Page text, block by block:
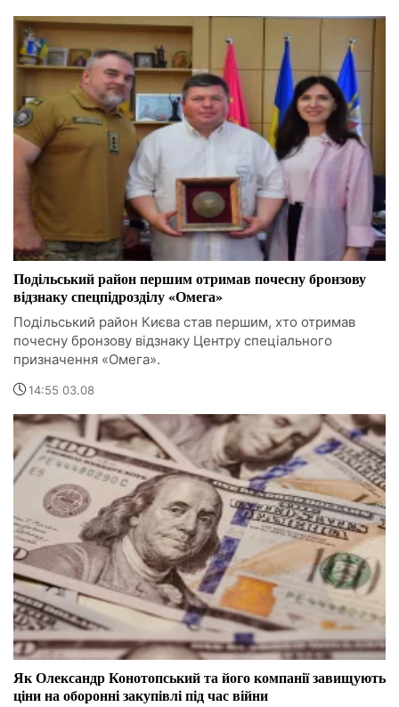
Подільський район першим отримав почесну бронзову
відзнаку спецпідрозділу «Омега»
Подільський район Києва став першим, хто отримав
почесну бронзову відзнаку Центру спеціального
призначення «Омега».
14:55 03.08
Як Олександр Конотопський та його компанії завищують
ціни на оборонні закупівлі під час війни